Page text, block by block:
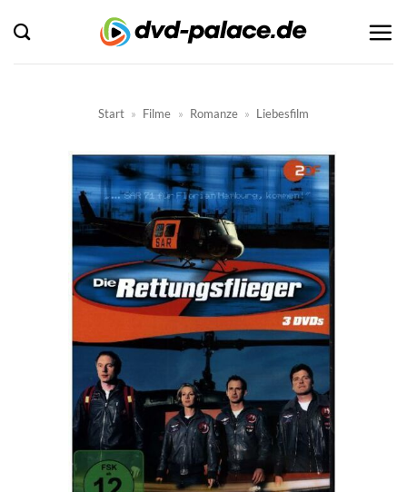
Inhalt
springen
Start » Filme » Romanze » Liebesfilm